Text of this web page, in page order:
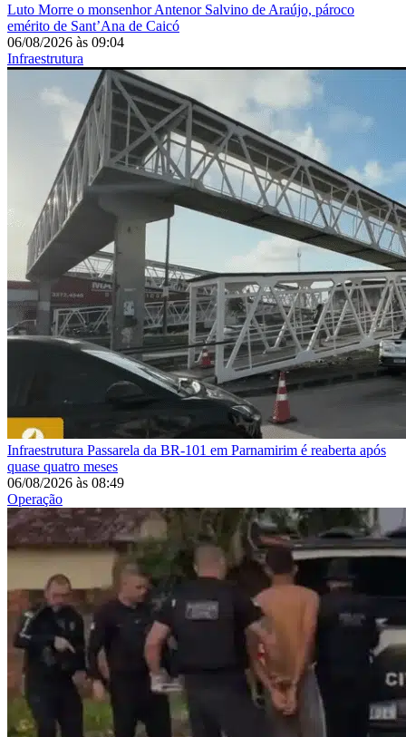
Luto Morre o monsenhor Antenor Salvino de Araújo, pároco
emérito de Sant’Ana de Caicó
06/08/2026 às 09:04
Infraestrutura
Infraestrutura Passarela da BR-101 em Parnamirim é reaberta após
quase quatro meses
06/08/2026 às 08:49
Operação